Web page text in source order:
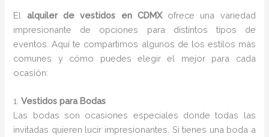
El alquiler de vestidos en CDMXofrece una variedad
impresionante de opciones para distintos tipos de
eventos. Aquí te compartimos algunos de los estilos más
comunes y cómo puedes elegir el mejor para cada
ocasión:
1.Vestidos para Bodas
Las bodas son ocasiones especiales donde todas las
invitadas quieren lucir impresionantes. Si tienes una boda a